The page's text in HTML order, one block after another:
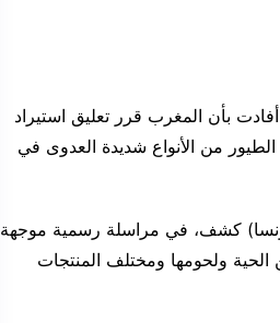
بأن المغرب قرر تعليق استيراد
الطيور من الأنواع شديدة العدوى في
كشف، في مراسلة رسمية موجهة
الحية ولحومها ومختلف المنتجات